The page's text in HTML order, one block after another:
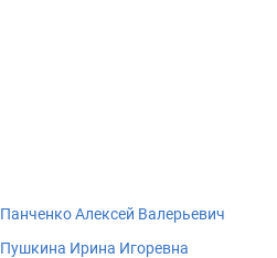
Панченко Алексей Валерьевич
Пушкина Ирина Игоревна